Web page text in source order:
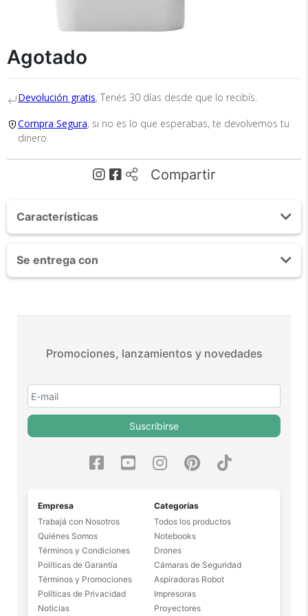
Agotado
Devolución gratis, Tenés 30 días desde que lo recibís.
Compra Segura, si no es lo que esperabas, te devolvemos tu
dinero.
Compartir
Características
Modelo No. PB039
Capacidad: 10000mah
Se entrega con
Envío
Asegurado
Todos nuestros envíos
cuentan con seguro total.
dinero.
¿Por qué estamos tan
100% de calificaciones
positivas en MercadoLibre.
5 estrellas de 5 en Google.
5 estrellas de 5 en Facebook.
Más de 15.000 comentarios
Promociones, lanzamientos y novedades
Suscribirse
Empresa
Trabajá con Nosotros
Quiénes Somos
Términos y Condiciones
Políticas de Garantía
Términos y Promociones
Políticas de Privacidad
Noticias
Categorías
Todos los productos
Notebooks
Drones
Cámaras de Seguridad
Aspiradoras Robot
Impresoras
Proyectores